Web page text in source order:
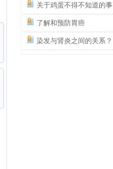
关于鸡蛋不得不知道的事
了解和预防胃癌
染发与肾炎之间的关系？